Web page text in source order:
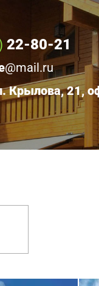
22-80-21
@mail.ru
Крылова, 21,